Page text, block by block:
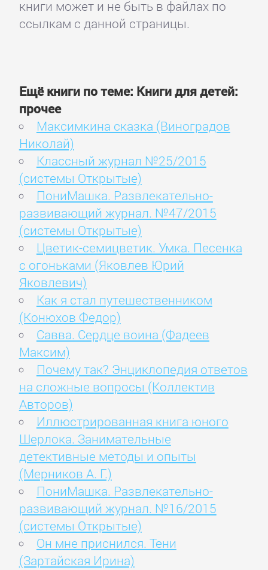
книги может и не быть в файлах по
ссылкам с данной страницы.
Ещё книги по теме: Книги для детей:
прочее
Максимкина сказка (Виноградов
Николай)
Классный журнал №25/2015
(системы Открытые)
ПониМашка. Развлекательно-
развивающий журнал. №47/2015
(системы Открытые)
Цветик-семицветик. Умка. Песенка
с огоньками (Яковлев Юрий
Яковлевич)
Как я стал путешественником
(Конюхов Федор)
Савва. Сердце воина (Фадеев
Максим)
Почему так? Энциклопедия ответов
на сложные вопросы (Коллектив
Авторов)
Иллюстрированная книга юного
Шерлока. Занимательные
детективные методы и опыты
(Мерников А. Г.)
ПониМашка. Развлекательно-
развивающий журнал. №16/2015
(системы Открытые)
Он мне приснился. Тени
(Зартайская Ирина)